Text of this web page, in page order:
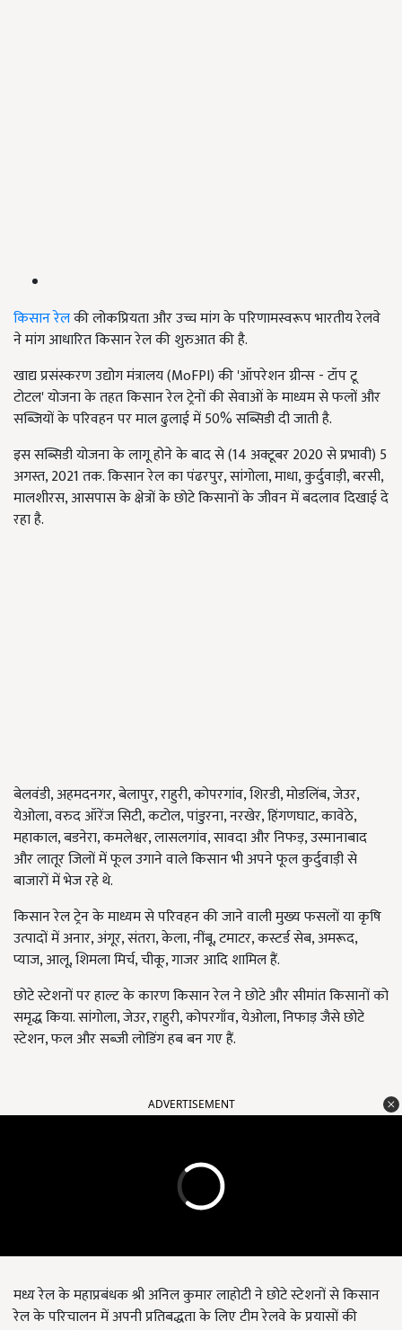
किसान रेलकी लोकप्रियता और उच्च मांग के परिणामस्वरूप भारतीय रेलवे
ने मांग आधारित किसान रेल की शुरुआत की है.
खाद्य प्रसंस्करण उद्योग मंत्रालय (MoFPI) की 'ऑपरेशन ग्रीन्स - टॉप टू
टोटल' योजना के तहत किसान रेल ट्रेनों की सेवाओं के माध्यम से फलों और
सब्जियों के परिवहन पर माल ढुलाई में 50% सब्सिडी दी जाती है.
इस सब्सिडी योजना के लागू होने के बाद से (14 अक्टूबर 2020 से प्रभावी) 5
अगस्त, 2021 तक. किसान रेल का पंढरपुर, सांगोला, माधा, कुर्दुवाड़ी, बरसी,
मालशीरस, आसपास के क्षेत्रों के छोटे किसानों के जीवन में बदलाव दिखाई दे
रहा है.
बेलवंडी, अहमदनगर, बेलापुर, राहुरी, कोपरगांव, शिरडी, मोडलिंब, जेउर,
येओला, वरुद ऑरेंज सिटी, कटोल, पांडुरना, नरखेर, हिंगणघाट, कावेठे,
महाकाल, बडनेरा, कमलेश्वर, लासलगांव, सावदा और निफड़, उस्मानाबाद
और लातूर जिलों में फूल उगाने वाले किसान भी अपने फूल कुर्दुवाड़ी से
बाजारों में भेज रहे थे.
किसान रेल ट्रेन के माध्यम से परिवहन की जाने वाली मुख्य फसलों या कृषि
उत्पादों में अनार, अंगूर, संतरा, केला, नींबू, टमाटर, कस्टर्ड सेब, अमरूद,
प्याज, आलू, शिमला मिर्च, चीकू, गाजर आदि शामिल हैं.
छोटे स्टेशनों पर हाल्ट के कारण किसान रेल ने छोटे और सीमांत किसानों को
समृद्ध किया. सांगोला, जेउर, राहुरी, कोपरगाँव, येओला, निफाड़ जैसे छोटे
स्टेशन, फल और सब्जी लोडिंग हब बन गए हैं.
ADVERTISEMENT
मध्य रेल के महाप्रबंधक श्री अनिल कुमार लाहोटी ने छोटे स्टेशनों से किसान
रेल के परिचालन में अपनी प्रतिबद्धता के लिए टीम रेलवे के प्रयासों की